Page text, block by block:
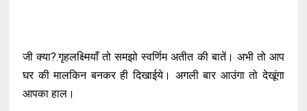
जी क्या?.गृहलक्ष्मियाँ तो समझो स्वर्णिम अतीत की बातें। अभी तो आप
घर की मालकिन बनकर ही दिखाईये। अगली बार आउंगा तो देखूंगा
आपका हाल।